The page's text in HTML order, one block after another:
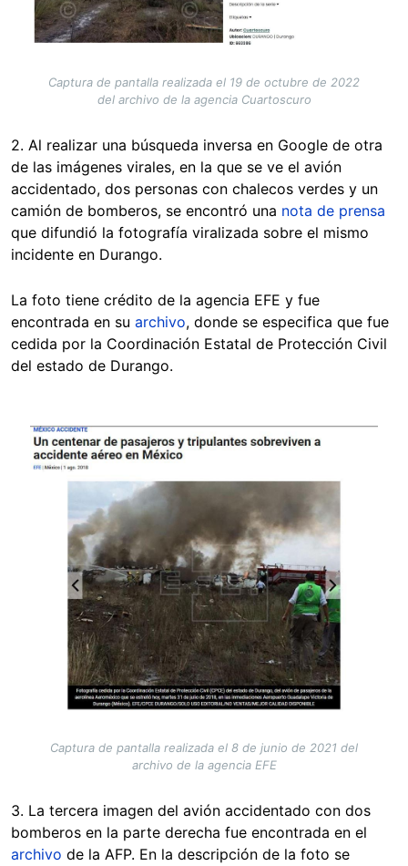
Captura de pantalla realizada el 19 de octubre de 2022
del archivo de la agencia Cuartoscuro
2. Al realizar una búsqueda inversa en Google de otra
de las imágenes virales, en la que se ve el avión
accidentado, dos personas con chalecos verdes y un
camión de bomberos, se encontró una nota de prensa
que difundió la fotografía viralizada sobre el mismo
incidente en Durango.
La foto tiene crédito de la agencia EFE y fue
encontrada en su archivo, donde se especifica que fue
cedida por la Coordinación Estatal de Protección Civil
del estado de Durango.
Image
Captura de pantalla realizada el 8 de junio de 2021 del
archivo de la agencia EFE
3. La tercera imagen del avión accidentado con dos
bomberos en la parte derecha fue encontrada en el
archivo de la AFP. En la descripción de la foto se